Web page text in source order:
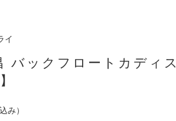
イ
バックフロートカディス
み）